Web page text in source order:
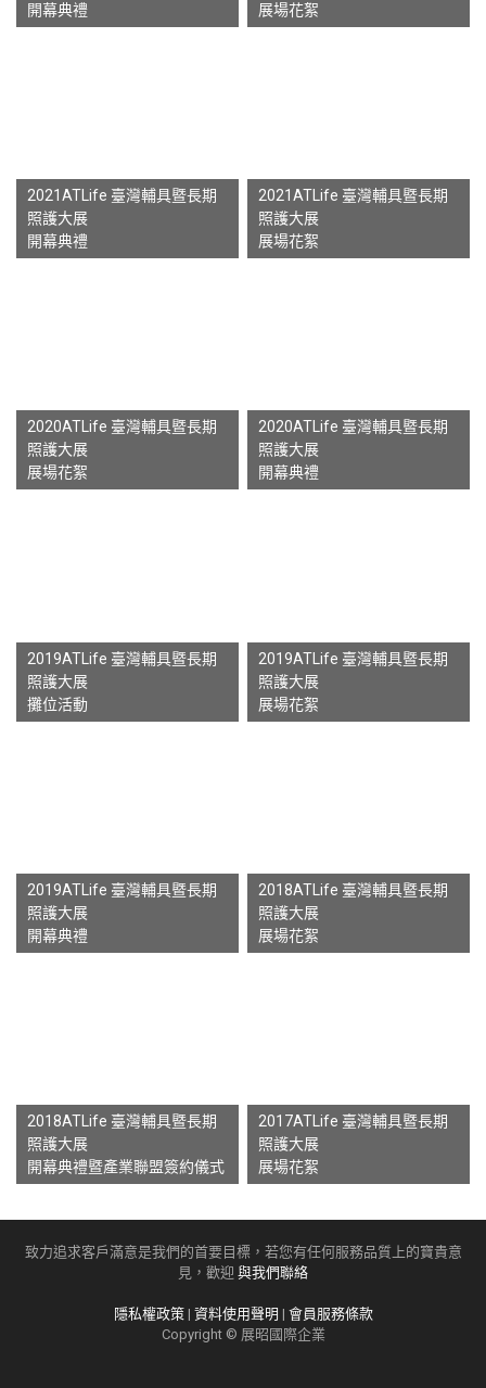
開幕典禮
展場花絮
2021ATLife 臺灣輔具暨長期
照護大展
開幕典禮
2021ATLife 臺灣輔具暨長期
照護大展
展場花絮
2020ATLife 臺灣輔具暨長期
照護大展
展場花絮
2020ATLife 臺灣輔具暨長期
照護大展
開幕典禮
2019ATLife 臺灣輔具暨長期
照護大展
攤位活動
2019ATLife 臺灣輔具暨長期
照護大展
展場花絮
2019ATLife 臺灣輔具暨長期
照護大展
開幕典禮
2018ATLife 臺灣輔具暨長期
照護大展
展場花絮
2018ATLife 臺灣輔具暨長期
照護大展
開幕典禮暨產業聯盟簽約儀式
2017ATLife 臺灣輔具暨長期
照護大展
展場花絮
致力追求客戶滿意是我們的首要目標，若您有任何服務品質上的寶貴意
見，歡迎 與我們聯絡
隱私權政策| 資料使用聲明 | 會員服務條款
Copyright © 展昭國際企業